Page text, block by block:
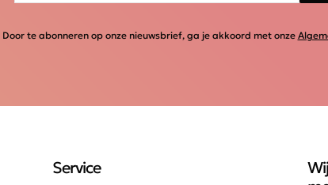
Door te abonneren op onze nieuwsbrief, ga je akkoord met onze
Service